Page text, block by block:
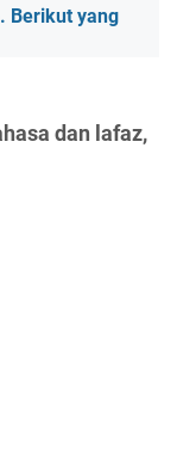
Berikut yang
dan lafaz,